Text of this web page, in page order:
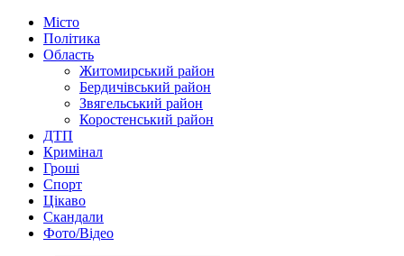
Місто
Політика
Область
Житомирський район
Бердичівський район
Звягельський район
Коростенський район
ДТП
Кримінал
Гроші
Спорт
Цікаво
Скандали
Фото/Відео